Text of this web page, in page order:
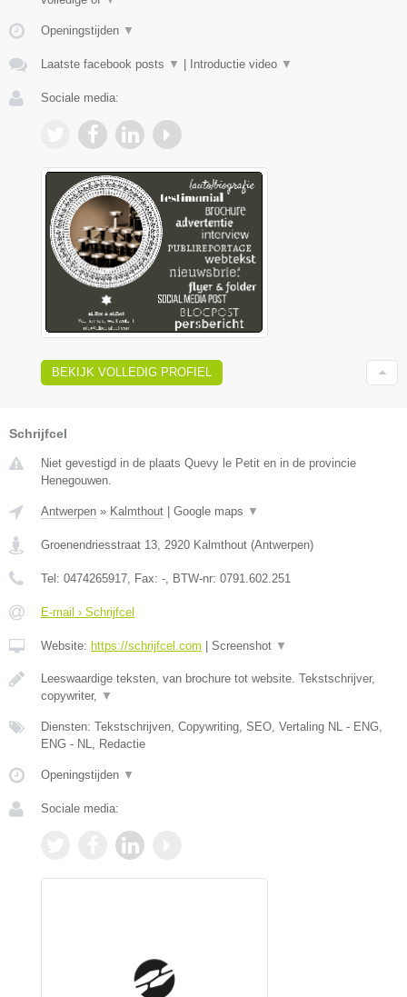
Openingstijden ▼
Laatste facebook posts ▼ Introductie video ▼
Sociale media:
BEKIJK VOLLEDIG PROFIEL
Schrijfcel
Niet gevestigd in de plaats Quevy le Petit en in de provincie
Henegouwen.
Antwerpen » Kalmthout | Google maps ▼
Groenendriesstraat 13 2920 Kalmthout (Antwerpen)
Tel: 0474265917 , Fax: - , BTW-nr: 0791.602.251
E-mail › Schrijfcel
Website: https://schrijfcel.com | Screenshot ▼
Leeswaardige teksten, van brochure tot website. Tekstschrijver,
copywriter,
▼
Diensten: Tekstschrijven, Copywriting, SEO, Vertaling NL - ENG,
ENG - NL, Redactie
Openingstijden ▼
Sociale media: